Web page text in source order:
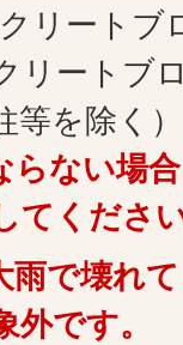
リートブ
リートブ
等を除く）
らない場
てください
雨で壊れ
外です。